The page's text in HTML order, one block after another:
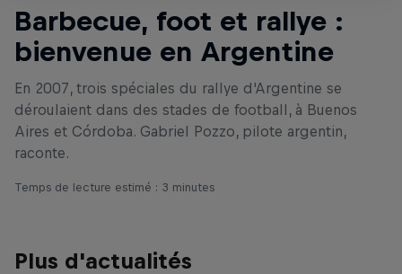
Barbecue, foot et rallye :
bienvenue en Argentine
En 2007, trois spéciales du rallye d'Argentine se
déroulaient dans des stades de football, à Buenos
Aires et Córdoba. Gabriel Pozzo, pilote argentin,
raconte.
Temps de lecture estimé : 3 minutes
Plus d'actualités